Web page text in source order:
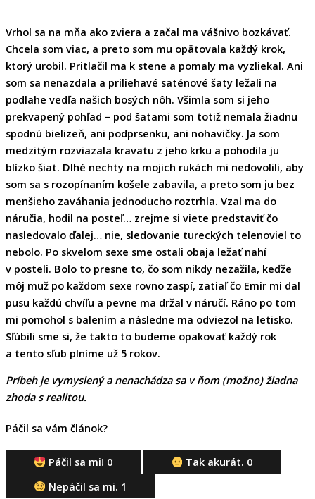
Vrhol sa na mňa ako zviera a začal ma vášnivo bozkávať.
Chcela som viac, a preto som mu opätovala každý krok,
ktorý urobil. Pritlačil ma k stene a pomaly ma vyzliekal. Ani
som sa nenazdala a priliehavé saténové šaty ležali na
podlahe vedľa našich bosých nôh. Všimla som si jeho
prekvapený pohľad – pod šatami som totiž nemala žiadnu
spodnú bielizeň, ani podprsenku, ani nohavičky. Ja som
medzitým rozviazala kravatu z jeho krku a pohodila ju
blízko šiat. Dlhé nechty na mojich rukách mi nedovolili, aby
som sa s rozopínaním košele zabavila, a preto som ju bez
menšieho zaváhania jednoducho roztrhla. Vzal ma do
náručia, hodil na posteľ… zrejme si viete predstaviť čo
nasledovalo ďalej… nie, sledovanie tureckých telenoviel to
nebolo. Po skvelom sexe sme ostali obaja ležať nahí
v posteli. Bolo to presne to, čo som nikdy nezažila, keďže
môj muž po každom sexe rovno zaspí, zatiaľ čo Emir mi dal
pusu každú chvíľu a pevne ma držal v náručí. Ráno po tom
mi pomohol s balením a následne ma odviezol na letisko.
Sľúbili sme si, že takto to budeme opakovať každý rok
a tento sľub plníme už 5 rokov.
Príbeh je vymyslený a nenachádza sa v ňom (možno) žiadna
zhoda s realitou.
Páčil sa vám článok?
Páčil sa mi! 0 Tak akurát. 0
Nepáčil sa mi. 1